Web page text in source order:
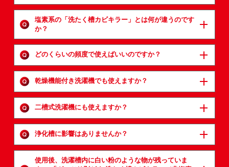
塩素系の「洗たく槽カビキラー」とは何が違うのです
か？
どのくらいの頻度で使えばいいのですか？
乾燥機能付き洗濯機でも使えますか？
二槽式洗濯機にも使えますか？
浄化槽に影響はありませんか？
使用後、洗濯槽内に白い粉のような物が残っていま